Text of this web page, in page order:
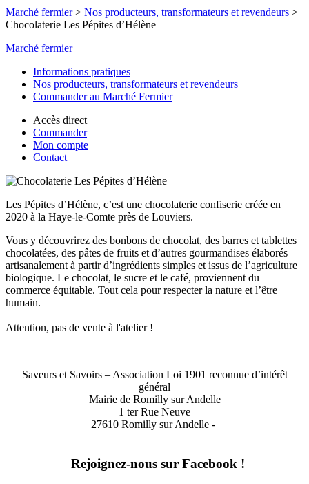
Marché fermier> Nos producteurs, transformateurs et revendeurs >
Chocolaterie Les Pépites d’Hélène
Marché fermier
Informations pratiques
Nos producteurs, transformateurs et revendeurs
Commander au Marché Fermier
Accès direct
Commander
Mon compte
Contact
Les Pépites d’Hélène, c’est une chocolaterie confiserie créée en
2020 à la Haye-le-Comte près de Louviers.
Vous y découvrirez des bonbons de chocolat, des barres et tablettes
chocolatées, des pâtes de fruits et d’autres gourmandises élaborés
artisanalement à partir d’ingrédients simples et issus de l’agriculture
biologique. Le chocolat, le sucre et le café, proviennent du
commerce équitable. Tout cela pour respecter la nature et l’être
humain.
Attention, pas de vente à l'atelier !
Saveurs et Savoirs – Association Loi 1901 reconnue d’intérêt
général
Mairie de Romilly sur Andelle
1 ter Rue Neuve
27610 Romilly sur Andelle -
Rejoignez-nous sur Facebook !